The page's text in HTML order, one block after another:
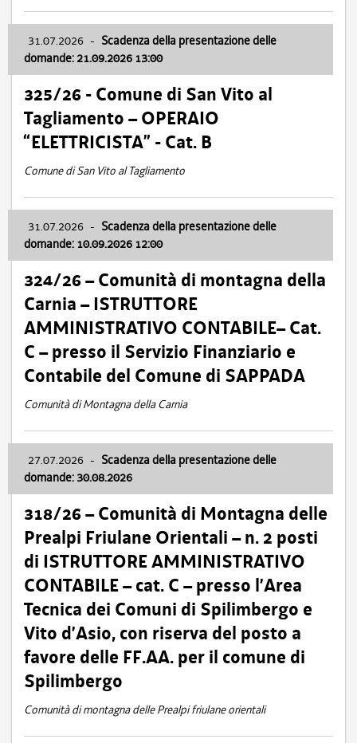
31.07.2026 - Scadenza della presentazione delle
domande: 21.09.2026 13:00
325/26 - Comune di San Vito al
Tagliamento – OPERAIO
“ELETTRICISTA” - Cat. B
Comune di San Vito al Tagliamento
31.07.2026 - Scadenza della presentazione delle
domande: 10.09.2026 12:00
324/26 – Comunità di montagna della
Carnia – ISTRUTTORE
AMMINISTRATIVO CONTABILE– Cat.
C – presso il Servizio Finanziario e
Contabile del Comune di SAPPADA
Comunità di Montagna della Carnia
27.07.2026 - Scadenza della presentazione delle
domande: 30.08.2026
318/26 – Comunità di Montagna delle
Prealpi Friulane Orientali – n. 2 posti
di ISTRUTTORE AMMINISTRATIVO
CONTABILE – cat. C – presso l’Area
Tecnica dei Comuni di Spilimbergo e
Vito d’Asio, con riserva del posto a
favore delle FF.AA. per il comune di
Spilimbergo
Comunità di montagna delle Prealpi friulane orientali